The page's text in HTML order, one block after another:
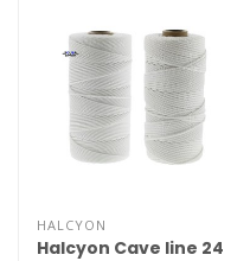
HALCYON
Halcyon Cave line 24